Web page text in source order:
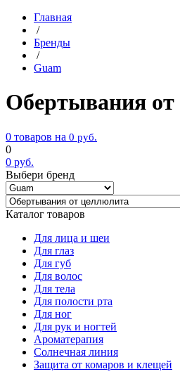
Главная
/
Бренды
/
Guam
Обертывания
0 товаров на 0 руб.
0
0 руб.
Выбери бренд
Каталог товаров
Для лица и шеи
Для глаз
Для губ
Для волос
Для тела
Для полости рта
Для ног
Для рук и ногтей
Ароматерапия
Солнечная линия
Защита от комаров и клещей